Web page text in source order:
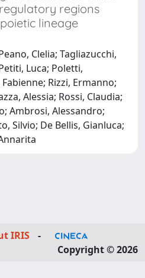
regions
lineage
Clelia; Tagliazucchi,
Luca; Poletti,
Rizzi, Ermanno;
Alessia; Rossi, Claudia;
Ambrosi, Alessandro;
Silvio; De Bellis, Gianluca;
IRIS
-
Copyright © 2026